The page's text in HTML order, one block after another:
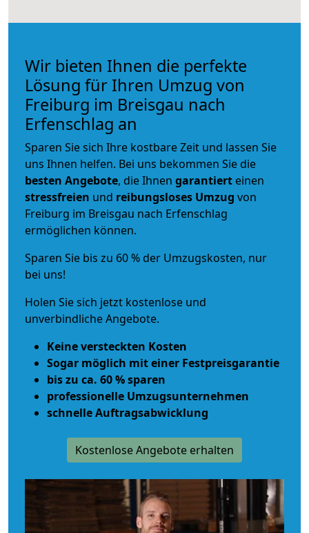
Wir bieten Ihnen die perfekte
Lösung für Ihren Umzug von
Freiburg im Breisgau nach
Erfenschlag an
Sparen Sie sich Ihre kostbare Zeit und lassen Sie
uns Ihnen helfen. Bei uns bekommen Sie die
besten Angebote, die Ihnen garantiert einen
stressfreien und reibungsloses Umzug von
Freiburg im Breisgau nach Erfenschlag
ermöglichen können.
Sparen Sie bis zu 60 % der Umzugskosten, nur
bei uns!
Holen Sie sich jetzt kostenlose und
unverbindliche Angebote.
Keine versteckten Kosten
Sogar möglich mit einer Festpreisgarantie
bis zu ca. 60 % sparen
professionelle Umzugsunternehmen
schnelle Auftragsabwicklung
Kostenlose Angebote erhalten